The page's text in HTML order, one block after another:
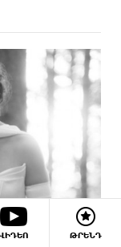
ԹՐԵՆԴ